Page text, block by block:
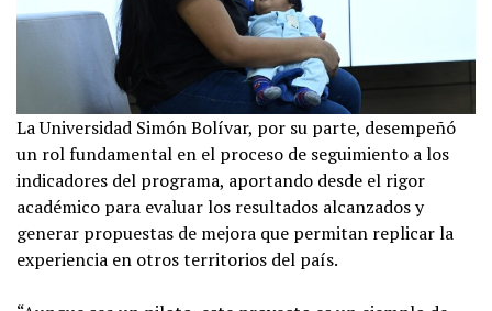
La Universidad Simón Bolívar, por su parte, desempeñó
un rol fundamental en el proceso de seguimiento a los
indicadores del programa, aportando desde el rigor
académico para evaluar los resultados alcanzados y
generar propuestas de mejora que permitan replicar la
experiencia en otros territorios del país.